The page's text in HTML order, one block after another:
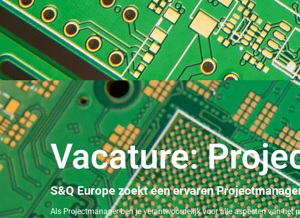
Vacature:
S&Q Europe zoekt een ervaren
Als Projectmanager ben je verantwoordelijk voor alle aspecten van